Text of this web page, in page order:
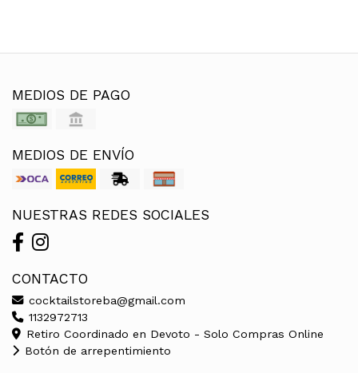
MEDIOS DE PAGO
MEDIOS DE ENVÍO
NUESTRAS REDES SOCIALES
CONTACTO
cocktailstoreba@gmail.com
1132972713
Retiro Coordinado en Devoto - Solo Compras Online
Botón de arrepentimiento